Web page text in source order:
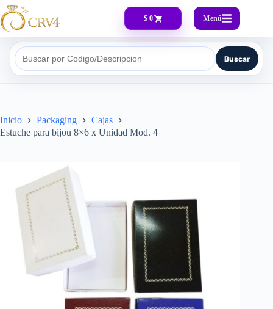
$ 0 Menú
Buscar por Codigo/Descripcion Buscar
Inicio Packaging
Cajas
Estuche para bijou 8×6 x Unidad Mod. 4